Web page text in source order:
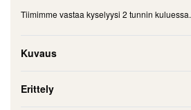
Tiimimme vastaa kyselyysi 2 tunnin kuluessa.
Kuvaus
Erittely